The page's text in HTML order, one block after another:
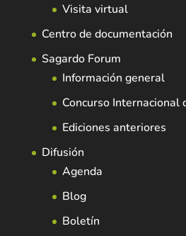
Visita virtual
Centro de documentación
Sagardo Forum
Información general
Concurso Internacional
Ediciones anteriores
Difusión
Agenda
Blog
Boletín